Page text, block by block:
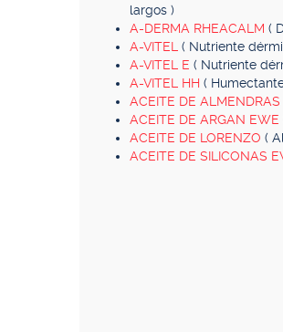
largos )
A-DERMA RHEACALM (
A-VITEL ( Nutriente
A-VITEL E ( Nutriente
A-VITEL HH (
ACEITE DE
ACEITE DE ARGAN EWE
ACEITE DE LORENZO (
ACEITE DE SILICONAS